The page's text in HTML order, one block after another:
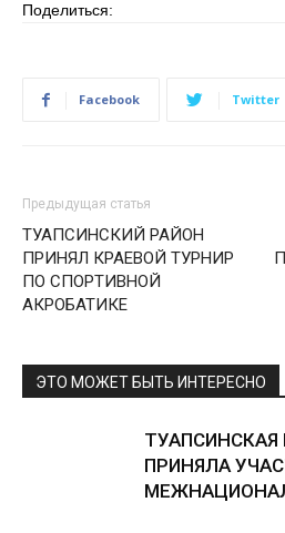
Поделиться:
Facebook Twitter
Предыдущая статья
ТУАПСИНСКИЙ РАЙОН
ПРИНЯЛ КРАЕВОЙ ТУРНИР
ПО СПОРТИВНОЙ
АКРОБАТИКЕ
ЭТО МОЖЕТ БЫТЬ ИНТЕРЕСНО
ПРИНЯЛА